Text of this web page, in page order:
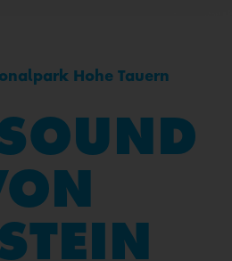
Hohe Tauern